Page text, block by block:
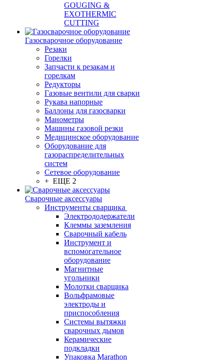
GOUGING &
EXOTHERMIC
CUTTING
Газосварочное оборудование
Резаки
Горелки
Запчасти к резакам и
горелкам
Редукторы
Газовые вентили для сварки
Рукава напорные
Баллоны для газосварки
Манометры
Машины газовой резки
Медицинское оборудование
Оборудование для
газораспределительных
систем
Сетевое оборудование
+ ЕЩЕ 2
Сварочные аксессуары
Инструменты сварщика
Электрододержатели
Клеммы заземления
Сварочный кабель
Инструмент и
вспомогательное
оборудование
Магнитные
угольники
Молотки сварщика
Вольфрамовые
электроды и
приспособления
Системы вытяжки
сварочных дымов
Керамические
подкладки
Упаковка Marathon